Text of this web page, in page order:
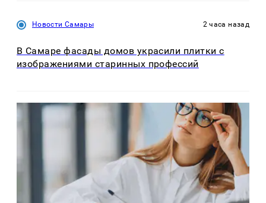
Новости Самары 2 часа назад
В Самаре фасады домов украсили плитки с
изображениями старинных профессий